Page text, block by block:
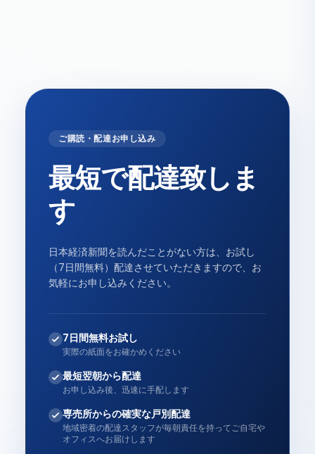
ご購読・配達お申し込み
最短で配達致しま
す
日本経済新聞を読んだことがない方は、お試し
（7日間無料）配達させていただきますので、お
気軽にお申し込みください。
7日間無料お試し
実際の紙面をお確かめください
最短翌朝から配達
お申し込み後、迅速に手配します
専売所からの確実な戸別配達
地域密着の配達スタッフが毎朝責任を持ってご自宅や
オフィスへお届けします